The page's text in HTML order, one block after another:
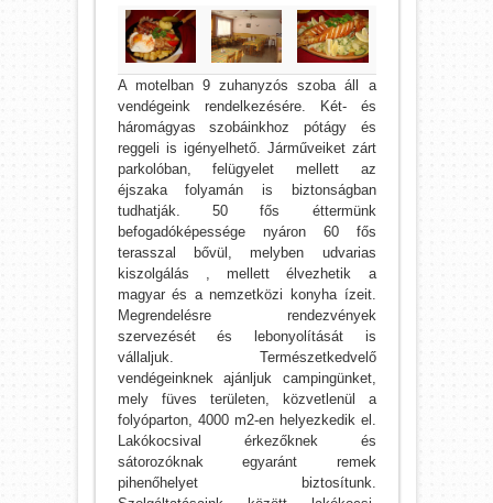
A motelban 9 zuhanyzós szoba áll a
vendégeink rendelkezésére. Két- és
háromágyas szobáinkhoz pótágy és
reggeli is igényelhető. Járműveiket zárt
parkolóban, felügyelet mellett az
éjszaka folyamán is biztonságban
tudhatják. 50 fős éttermünk
befogadóképessége nyáron 60 fős
terasszal bővül, melyben udvarias
kiszolgálás , mellett élvezhetik a
magyar és a nemzetközi konyha ízeit.
Megrendelésre rendezvények
szervezését és lebonyolítását is
vállaljuk. Természetkedvelő
vendégeinknek ajánljuk campingünket,
mely füves területen, közvetlenül a
folyóparton, 4000 m2-en helyezkedik el.
Lakókocsival érkezőknek és
sátorozóknak egyaránt remek
pihenőhelyet biztosítunk.